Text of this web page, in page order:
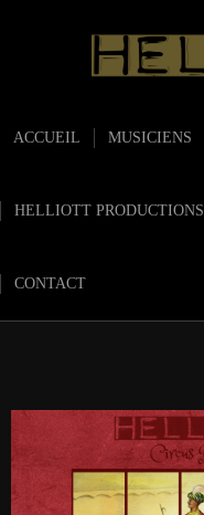
ACCUEIL MUSICIENS
HELLIOTT PRODUCTIONS
CONTACT